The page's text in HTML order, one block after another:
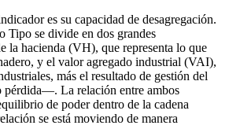
es su capacidad de desagregación.
se divide en dos grandes
la hacienda (VH), que representa lo que
y el valor agregado industrial (VAI),
más el resultado de gestión del
La relación entre ambos
de poder dentro de la cadena
se está moviendo de manera